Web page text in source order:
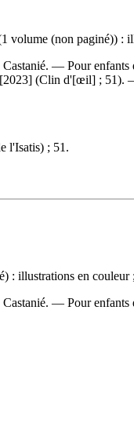
volume (non paginé))
— Pour enfants
[2023] (Clin d'[œil] ; 51).
l'Isatis) ; 51.
: illustrations en
— Pour